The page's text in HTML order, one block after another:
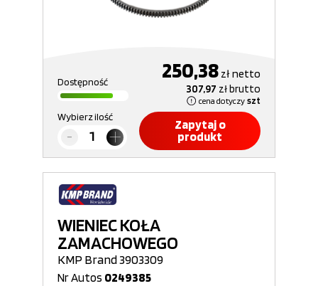
Dostępność 250,38 złnetto
307,97 złbrutto
cena dotyczy szt
Wybierz ilość
Zapytaj o
produkt
WIENIEC KOŁA
ZAMACHOWEGO
KMP Brand 3903309
Nr Autos 0249385